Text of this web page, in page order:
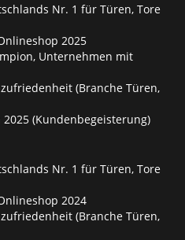
Nr. 1 für Türen, Tore
2025
Unternehmen mit
(Branche Türen,
2025 (Kundenbegeisterung)
Nr. 1 für Türen, Tore
2024
(Branche Türen,